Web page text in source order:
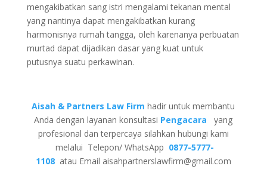
mengakibatkan sang istri mengalami tekanan mental
yang nantinya dapat mengakibatkan kurang
harmonisnya rumah tangga, oleh karenanya perbuatan
murtad dapat dijadikan dasar yang kuat untuk
putusnya suatu perkawinan.
Aisah & Partners Law Firm hadir untuk membantu
Anda dengan layanan konsultasi Pengacara
yang
profesional dan terpercaya silahkan hubungi kami
melalui Telepon/ WhatsApp 0877-5777-
1108 atau Email aisahpartnerslawfirm@gmail.com